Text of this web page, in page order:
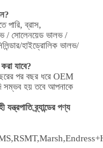
পারি, ব্রাস,
/ সোলেনয়েড ভালভ /
/হাইড্রোলিক ভালভ/
যাবে?
পর বছর ধরে OEM
সম্ভব হয় তবে আপনাকে
ব্র্যান্ডের পণ্য